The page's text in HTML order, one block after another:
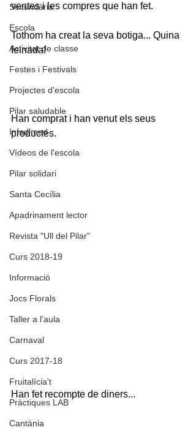
Secundària
Escola
Activitat de classe
Festes i Festivals
Projectes d'escola
Pilar saludable
Infadimed
Vídeos de l'escola
Pilar solidari
Santa Cecília
Apadrinament lector
Revista "Ull del Pilar"
Curs 2018-19
Informació
Jocs Florals
Taller a l'aula
Carnaval
Curs 2017-18
Fruitalícia't
Pràctiques LAB
Cantània
ventes i les compres que han fet.
Tothom ha creat la seva botiga... Quina
feinada!
Han comprat i han venut els seus
productes.
Han fet recompte de diners...